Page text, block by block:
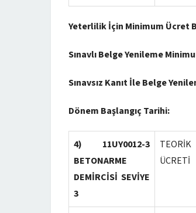
Yeterlilik İçin Minimum Ücret
Sınavlı Belge Yenileme
Sınavsız Kanıt İle Belge
Dönem Başlangıç
4) 11UY0012-3
BETONARME
DEMİRCİSİ SEVİYE
3
ÜCRETİ